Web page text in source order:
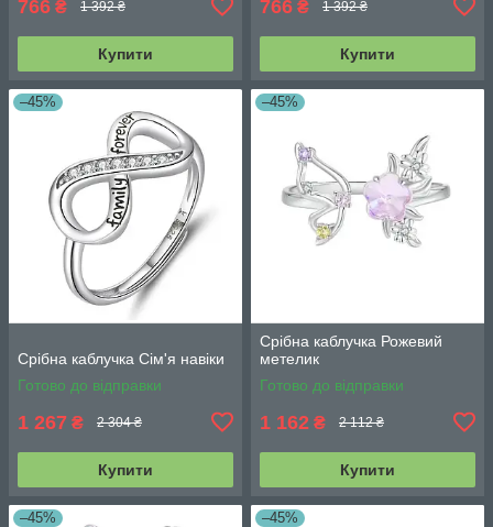
766 ₴ 1 392 ₴
Купити
766 ₴ 1 392 ₴
Купити
–45%
Срібна каблучка Сім'я навіки
Готово до відправки
1 267 ₴ 2 304 ₴
Купити
–45%
Срібна каблучка Рожевий
метелик
Готово до відправки
1 162 ₴ 2 112 ₴
Купити
–45% –45%